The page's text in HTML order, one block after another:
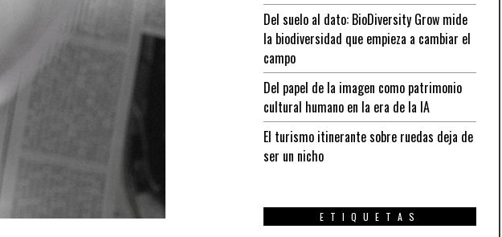
Del suelo al dato: BioDiversity Grow mide
la biodiversidad que empieza a cambiar el
campo
Del papel de la imagen como patrimonio
cultural humano en la era de la IA
El turismo itinerante sobre ruedas deja de
ser un nicho
ETIQUETAS